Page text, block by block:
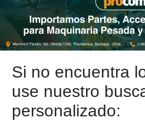
Si no encuentra
use nuestro
personalizado: